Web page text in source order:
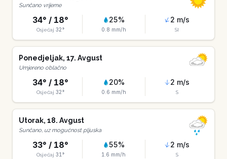
Sunčano vrijeme
34° / 18°
Osjećaj 32°
25%
0.8 mm/h
2 m/s
SI
Ponedjeljak, 17. Avgust
Umjereno oblačno
34° / 18°
Osjećaj 32°
20%
0.6 mm/h
2 m/s
S
Utorak, 18. Avgust
Sunčano, uz mogućnost pljuska
33° / 18°
Osjećaj 31 °
55%
1.6 mm/h
2 m/s
S